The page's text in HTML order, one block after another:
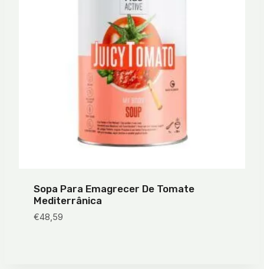
Sopa Para Emagrecer De Tomate
Mediterrânica
€48,59